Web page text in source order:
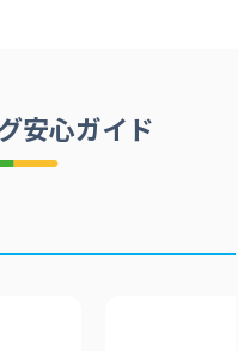
安心ガイド